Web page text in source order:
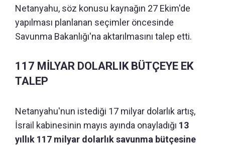
Netanyahu, söz konusu kaynağın 27 Ekim'de
yapılması planlanan seçimler öncesinde
Savunma Bakanlığı'na aktarılmasını talep etti.
117 MİLYAR DOLARLIK BÜTÇEYE EK
TALEP
Netanyahu'nun istediği 17 milyar dolarlık artış,
İsrail kabinesinin mayıs ayında onayladığı 13
yıllık 117 milyar dolarlık savunma bütçesine